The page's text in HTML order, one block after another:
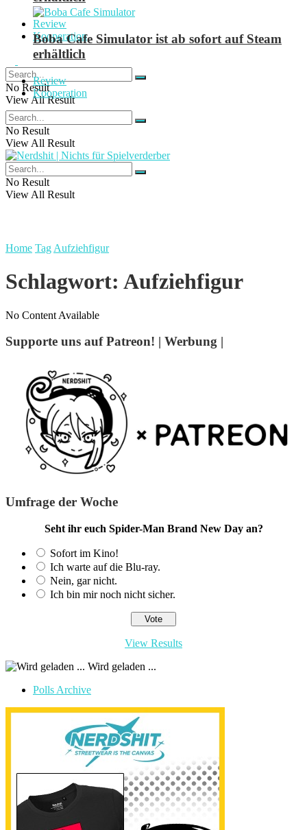
Review
Kooperation
No Result
View All Result
Boba Cafe Simulator ist ab sofort auf Steam
erhältlich
Review
Kooperation
No Result
View All Result
No Result
View All Result
Home Tag Aufziehfigur
Schlagwort: Aufziehfigur
No Content Available
Supporte uns auf Patreon! | Werbung |
Umfrage der Woche
Seht ihr euch Spider-Man Brand New Day an?
Sofort im Kino!
Ich warte auf die Blu-ray.
Nein, gar nicht.
Ich bin mir noch nicht sicher.
View Results
Wird geladen ...
Polls Archive